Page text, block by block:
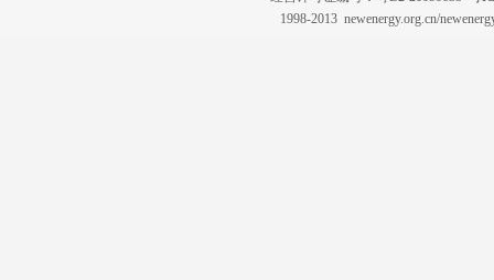
1998-2013 newenergy.org.cn/